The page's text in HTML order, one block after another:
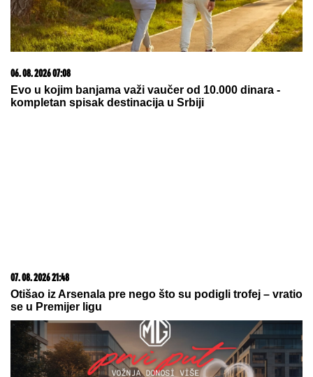
06. 08. 2026 07:08
Evo u kojim banjama važi vaučer od 10.000 dinara -
kompletan spisak destinacija u Srbiji
07. 08. 2026 21:48
Otišao iz Arsenala pre nego što su podigli trofej – vratio
se u Premijer ligu